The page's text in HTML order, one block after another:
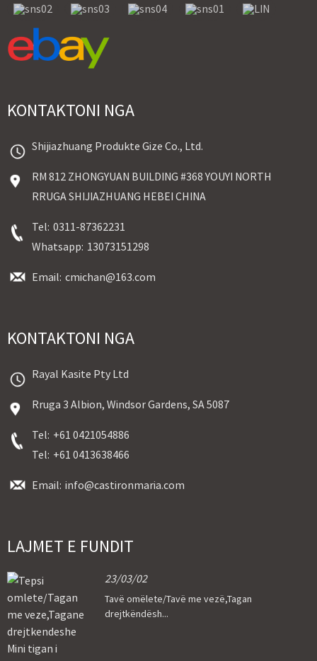
KONTAKTONI NGA
Shijiazhuang Produkte Gize Co., Ltd.
RM 812 ZHONGYUAN BUILDING #368 YOUYI NORTH
RRUGA SHIJIAZHUANG HEBEI CHINA
Tel: 0311-87362231
Whatsapp: 13073151298
Email: cmichan@163.com
KONTAKTONI NGA
Rayal Kasite Pty Ltd
Rruga 3 Albion, Windsor Gardens, SA 5087
Tel: +61 0421054886
Tel: +61 0413638466
Email: info@castironmaria.com
LAJMET E FUNDIT
23/03/02
Tavë omëlete/Tavë me vezë,Tagan
drejtkëndësh...